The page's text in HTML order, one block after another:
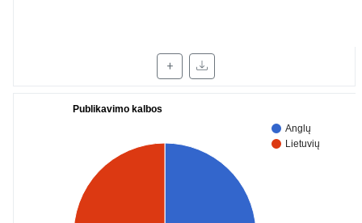
+
Publikavimo kalbos
Anglų
Lietuvių